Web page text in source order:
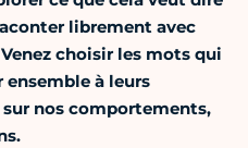
librement avec
choisir les mots qui
à leurs
nos comportements,